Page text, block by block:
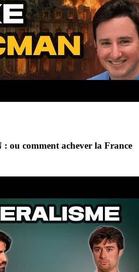
ou comment achever la France